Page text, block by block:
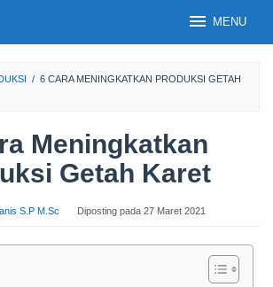
MENU
/ 6 CARA MENINGKATKAN PRODUKSI GETAH
Meningkatkan
Getah Karet
S.P M.Sc Diposting pada 27 Maret 2021